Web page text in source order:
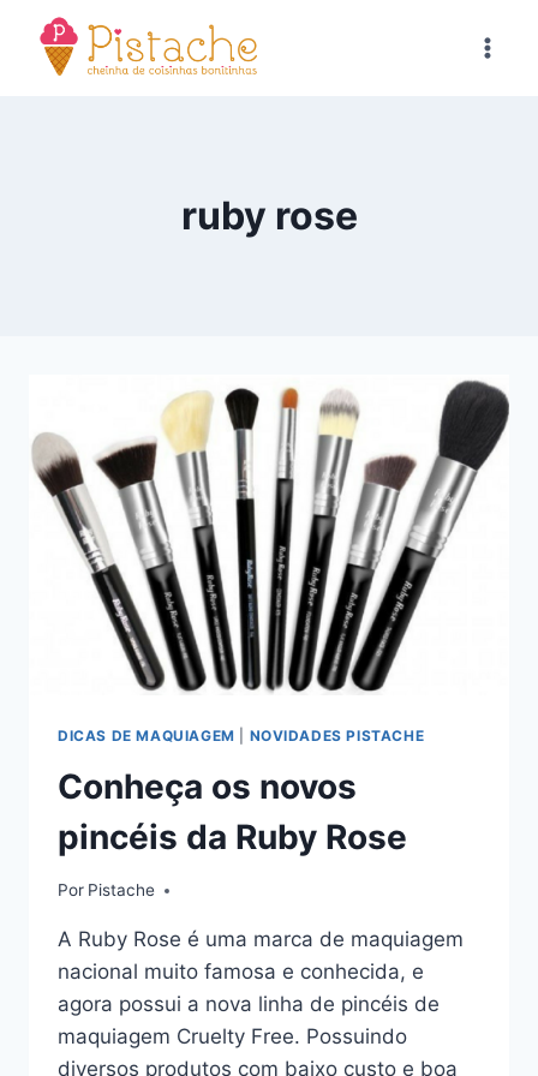
para
ruby rose
DICAS DE MAQUIAGEM NOVIDADES PISTACHE
Conheça os novos
pincéis da Ruby Rose
Por Pistache
A Ruby Rose é uma marca de maquiagem
nacional muito famosa e conhecida, e
agora possui a nova linha de pincéis de
maquiagem Cruelty Free. Possuindo
diversos produtos com baixo custo e boa